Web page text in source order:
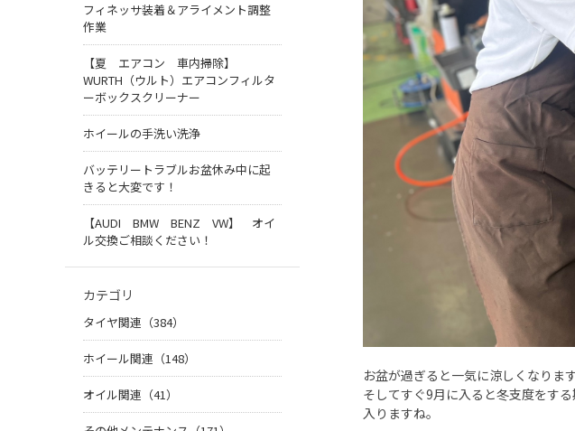
お盆が過ぎると一気に涼しくなりま
そしてすぐ9月に入ると冬支度をす
入りますね。
フィネッサ装着＆アライメント調整
作業
【夏 エアコン 車内掃除】
WURTH（ウルト）エアコンフィルタ
ーボックスクリーナー
ホイールの手洗い洗浄
バッテリートラブルお盆休み中に起
きると大変です！
【AUDI BMW BENZ VW】 オイ
ル交換ご相談ください！
カテゴリ
タイヤ関連（384）
ホイール関連（148）
オイル関連（41）